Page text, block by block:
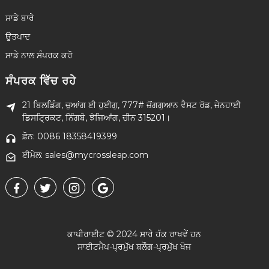
ਸਾਡੇ ਬਾਰੇ
ਉਤਪਾਦ
ਸਾਡੇ ਨਾਲ ਸੰਪਰਕ ਕਰੋ
ਸੰਪਰਕ ਵਿੱਚ ਰਹੇ
21 ਬਿਲਡਿੰਗ, ਚੁਆਂਗ ਈ ਹੁਈਗੁ, 777# ਜ਼ੋਂਗਗੁਆਨ ਵੈਸਟ ਰੋਡ, ਜ਼ੇਨਹਾਈ
ਡਿਸਟ੍ਰਿਕਟ, ਨਿੰਗਬੋ, ਝੇਜਿਆਂਗ, ਚੀਨ 315201।
ਫ਼ੋਨ: 0086 18358419399
ਈਮੇਲ: sales@mycrossleap.com
ਕਾਪੀਰਾਈਟ © 2024 ਸਾਰੇ ਹੱਕ ਰਾਖਵੇਂ ਹਨ
ਸਾਈਟਮੈਪ-ਪ੍ਰਮੁੱਖ ਬਲੌਗ-ਪ੍ਰਮੁੱਖ ਖੋਜ